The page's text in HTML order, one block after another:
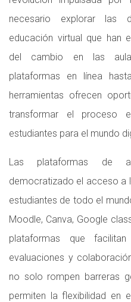
necesario explorar las
educación virtual que han
del cambio en las
plataformas en línea
herramientas ofrecen
transformar el proceso
estudiantes para el mundo
Las plataformas de
democratizado el acceso a
estudiantes de todo el
Moodle, Canva, Google
plataformas que
evaluaciones y
no solo rompen barreras
permiten la flexibilidad en